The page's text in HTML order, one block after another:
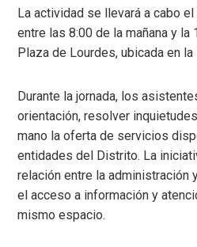
La actividad se llevará a cabo
entre las 8:00 de la mañana y la
Plaza de Lourdes, ubicada en
Durante la jornada, los
orientación, resolver
mano la oferta de servicios
entidades del Distrito. La
relación entre la administración
el acceso a información y
mismo espacio.